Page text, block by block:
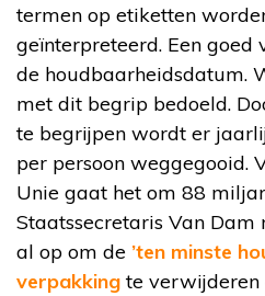
termen op etiketten
geïnterpreteerd. Een goed
de houdbaarheidsdatum.
met dit begrip bedoeld.
te begrijpen wordt er
per persoon weggegooid.
Unie gaat het om 88
Staatssecretaris Van
al op om de ’ten minste
verpakkingte verwijderen